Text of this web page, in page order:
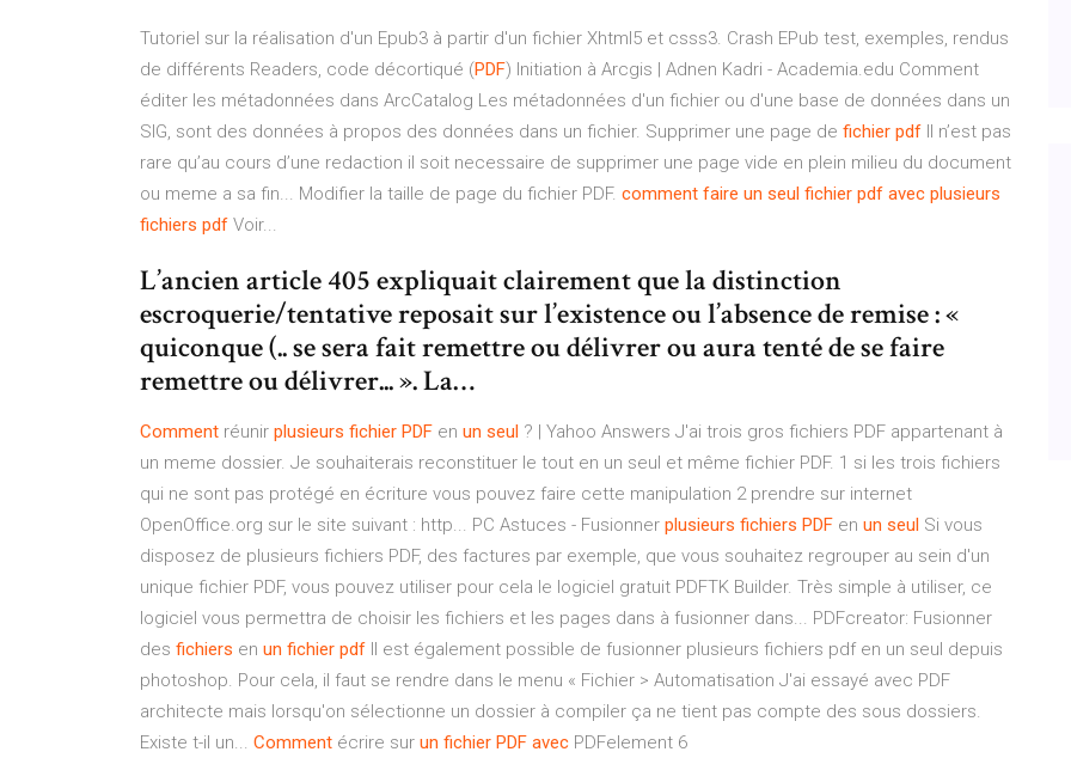
Tutoriel sur la réalisation d'un Epub3 à partir d'un fichier Xhtml5 et csss3. Crash EPub test, exemples, rendus
de différents Readers, code décortiqué (PDF) Initiation à Arcgis | Adnen Kadri - Academia.edu Comment
éditer les métadonnées dans ArcCatalog Les métadonnées d'un fichier ou d'une base de données dans un
SIG, sont des données à propos des données dans un fichier. Supprimer une page de fichier pdf Il n’est pas
rare qu’au cours d’une redaction il soit necessaire de supprimer une page vide en plein milieu du document
ou meme a sa fin... Modifier la taille de page du fichier PDF. comment faire un seul fichier pdf avec plusieurs
fichiers pdf Voir...
L’ancien article 405 expliquait clairement que la distinction
escroquerie/tentative reposait sur l’existence ou l’absence de remise : «
quiconque (.. se sera fait remettre ou délivrer ou aura tenté de se faire
remettre ou délivrer... ». La…
Comment réunir plusieurs fichier PDF en un seul ? | Yahoo Answers J'ai trois gros fichiers PDF appartenant à
un meme dossier. Je souhaiterais reconstituer le tout en un seul et même fichier PDF. 1 si les trois fichiers
qui ne sont pas protégé en écriture vous pouvez faire cette manipulation 2 prendre sur internet
OpenOffice.org sur le site suivant : http... PC Astuces - Fusionner plusieurs fichiers PDF en un seul Si vous
disposez de plusieurs fichiers PDF, des factures par exemple, que vous souhaitez regrouper au sein d'un
unique fichier PDF, vous pouvez utiliser pour cela le logiciel gratuit PDFTK Builder. Très simple à utiliser, ce
logiciel vous permettra de choisir les fichiers et les pages dans à fusionner dans... PDFcreator: Fusionner
des fichiers en un fichier pdf Il est également possible de fusionner plusieurs fichiers pdf en un seul depuis
photoshop. Pour cela, il faut se rendre dans le menu « Fichier > Automatisation J'ai essayé avec PDF
architecte mais lorsqu'on sélectionne un dossier à compiler ça ne tient pas compte des sous dossiers.
Existe t-il un... Comment écrire sur un fichier PDF avec PDFelement 6